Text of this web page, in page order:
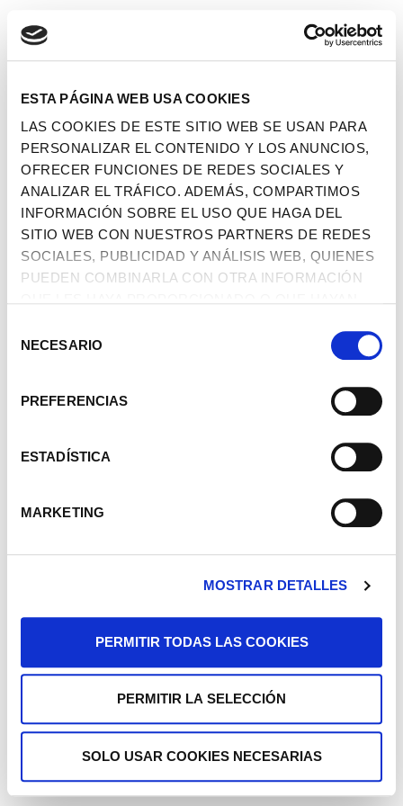
ESTA PÁGINA WEB USA COOKIES
LAS COOKIES DE ESTE SITIO WEB SE USAN PARA
PERSONALIZAR EL CONTENIDO Y LOS ANUNCIOS,
OFRECER FUNCIONES DE REDES SOCIALES Y
ANALIZAR EL TRÁFICO. ADEMÁS, COMPARTIMOS
INFORMACIÓN SOBRE EL USO QUE HAGA DEL
SITIO WEB CON NUESTROS PARTNERS DE REDES
SOCIALES, PUBLICIDAD Y ANÁLISIS WEB, QUIENES
PUEDEN COMBINARLA CON OTRA INFORMACIÓN
DE SUS SERVICIOS.
DENECESARIO
PREFERENCIAS
ESTADÍSTICA
MARKETING
MOSTRAR DETALLES
PERMITIR TODAS LAS COOKIES
PERMITIR LA SELECCIÓN
SOLO USAR COOKIES NECESARIAS